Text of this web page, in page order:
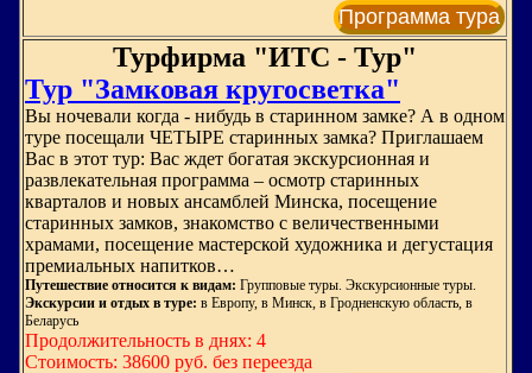
Программа тура
Турфирма "ИТС - Тур"
Тур "Замковая кругосветка"
Вы ночевали когда - нибудь в старинном замке? А в одном
туре посещали ЧЕТЫРЕ старинных замка? Приглашаем
Вас в этот тур: Вас ждет богатая экскурсионная и
развлекательная программа – осмотр старинных
кварталов и новых ансамблей Минска, посещение
старинных замков, знакомство с величественными
храмами, посещение мастерской художника и дегустация
премиальных напитков…
Путешествие относится к видам: Групповые туры. Экскурсионные туры.
Экскурсии и отдых в туре: в Европу, в Минск, в Гродненскую область, в
Беларусь
Продолжительность в днях: 4
Стоимость: 38600 руб. без переезда